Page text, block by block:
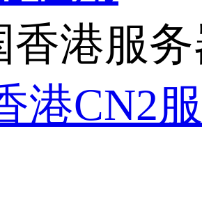
香港服
港CN2